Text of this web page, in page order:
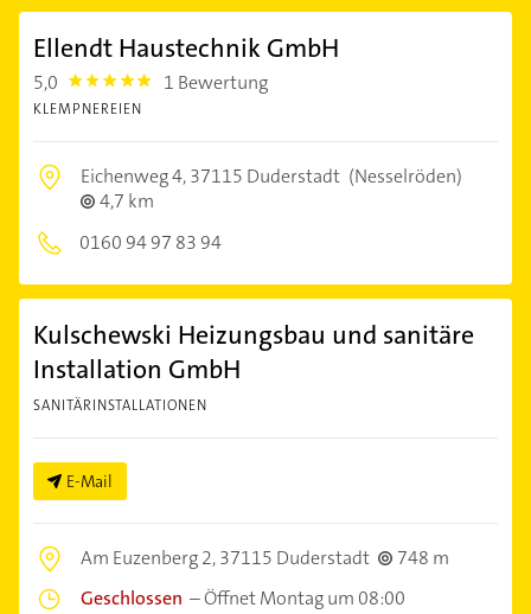
Ellendt Haustechnik GmbH
5,0 5.0 1 Bewertung
KLEMPNEREIEN
Eichenweg 4,37115 Duderstadt (Nesselröden)
4,7 km
0160 94 97 83 94
Kulschewski Heizungsbau und sanitäre
Installation GmbH
SANITÄRINSTALLATIONEN
E-Mail
Am Euzenberg 2,37115 Duderstadt
748 m
Geschlossen –Öffnet Montag um 08:00